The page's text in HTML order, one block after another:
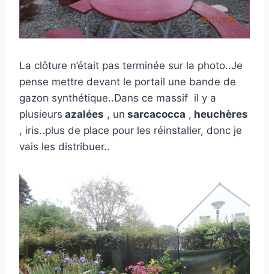
La clôture n’était pas terminée sur la photo..Je
pense mettre devant le portail une bande de
gazon synthétique..Dans ce massif il y a
plusieurs azalées , un sarcacocca , heuchères
, iris..plus de place pour les réinstaller, donc je
vais les distribuer..